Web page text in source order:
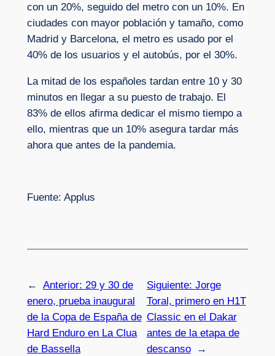
con un 20%, seguido del metro con un 10%. En
ciudades con mayor población y tamaño, como
Madrid y Barcelona, el metro es usado por el
40% de los usuarios y el autobús, por el 30%.
La mitad de los españoles tardan entre 10 y 30
minutos en llegar a su puesto de trabajo. El
83% de ellos afirma dedicar el mismo tiempo a
ello, mientras que un 10% asegura tardar más
ahora que antes de la pandemia.
Fuente: Applus
← Anterior: 29 y 30 de
enero, prueba inaugural
de la Copa de España de
Hard Enduro en La Clua
de Bassella
Siguiente: Jorge
Toral, primero en H1T
Classic en el Dakar
antes de la etapa de
descanso
→